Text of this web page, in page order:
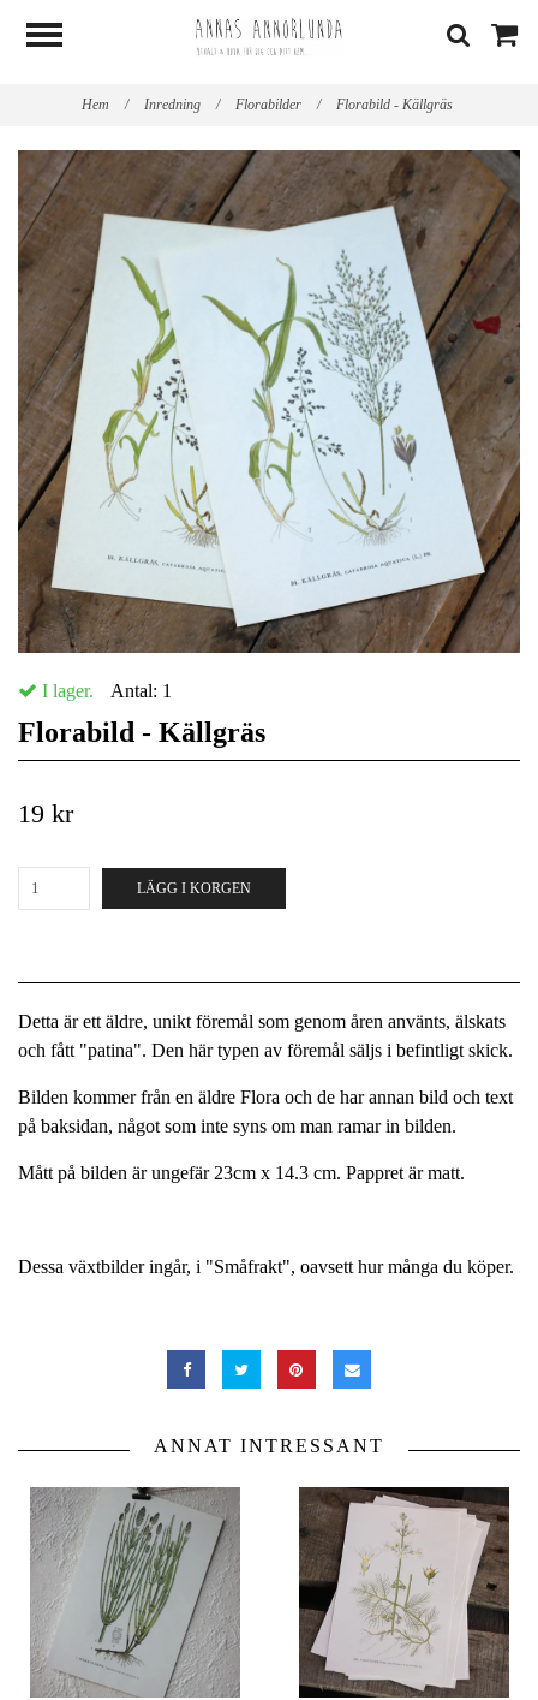
Hem / Inredning / Florabilder / Florabild - Källgräs
I lager. Antal: 1
Florabild - Källgräs
19 kr
LÄGG I KORGEN
Detta är ett äldre, unikt föremål som genom åren använts, älskats
och fått "patina". Den här typen av föremål säljs i befintligt skick.
Bilden kommer från en äldre Flora och de har annan bild och text
på baksidan, något som inte syns om man ramar in bilden.
Mått på bilden är ungefär 23cm x 14.3 cm. Pappret är matt.
Dessa växtbilder ingår, i "Småfrakt", oavsett hur många du köper.
ANNAT INTRESSANT